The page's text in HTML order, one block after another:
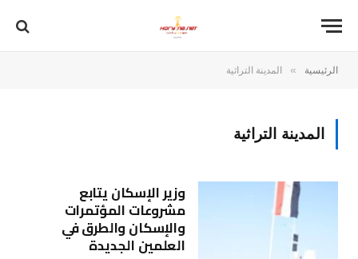
الرئيسية » المدينة التراثية
المدينة التراثية
وزير الإسكان يتابع
مشروعات المؤتمرات
والإسكان والطرق في
العلمين الجديدة